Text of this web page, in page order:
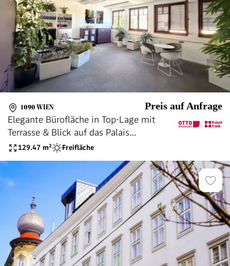
1090 WIEN Preis auf Anfrage
Elegante Bürofläche in Top-Lage mit
Terrasse & Blick auf das Palais
Liechtenstein
129.47 m² Freifläche